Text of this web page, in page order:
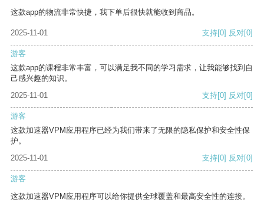
这款app的物流非常快捷，我下单后很快就能收到商品。
2025-11-01 支持[0] 反对[0]
游客
这款app的课程非常丰富，可以满足我不同的学习需求，让我能够找到自
己感兴趣的知识。
2025-11-01
支持[0] 反对[0]
游客
这款加速器VPM应用程序已经为我们带来了无限的隐私保护和安全性保
护。
2025-11-01
支持[0] 反对[0]
游客
这款加速器VPM应用程序可以给你提供全球覆盖和最高安全性的连接。